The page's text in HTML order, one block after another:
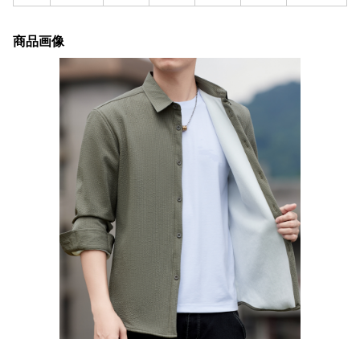
商品画像